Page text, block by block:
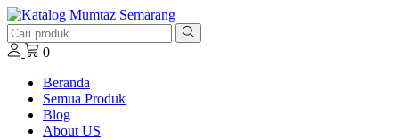
0
Beranda
Semua Produk
Blog
About US